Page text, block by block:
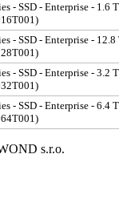
- SSD - Enterprise - 1.6
- SSD - Enterprise -
- SSD - Enterprise - 3.2
- SSD - Enterprise - 6.4
s.r.o.